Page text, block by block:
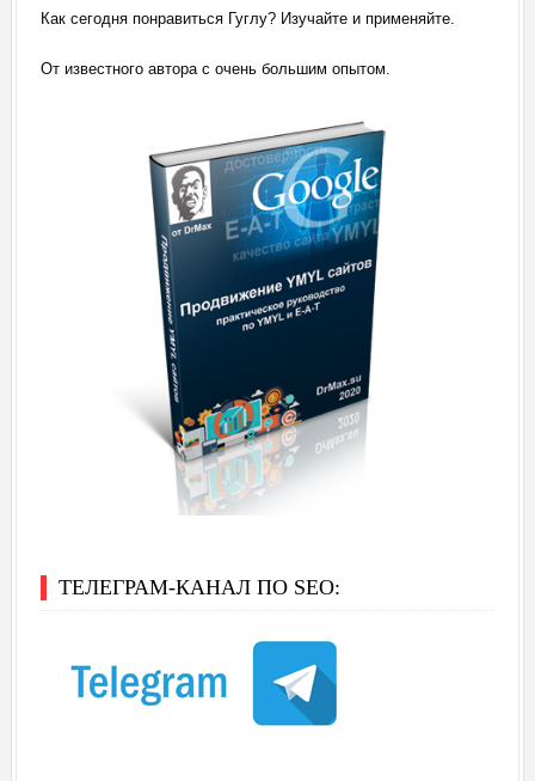
Как сегодня понравиться Гуглу? Изучайте и применяйте.
От известного автора с очень большим опытом.
ТЕЛЕГРАМ-КАНАЛ ПО SEO: